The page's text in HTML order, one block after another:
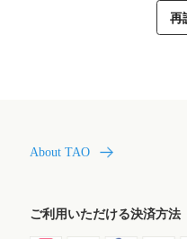
再
About TAO
ご利用いただける決済方法